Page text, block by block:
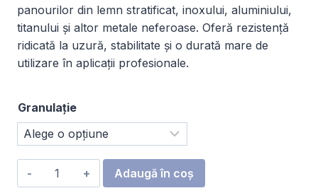
până
la
231,00 lei
panourilor din lemn stratificat, inoxului, aluminiului,
titanului și altor metale neferoase. Oferă rezistență
ridicată la uzură, stabilitate și o durată mare de
utilizare în aplicații profesionale.
Granulație
Cantitate
Bandă
Adaugă în coș